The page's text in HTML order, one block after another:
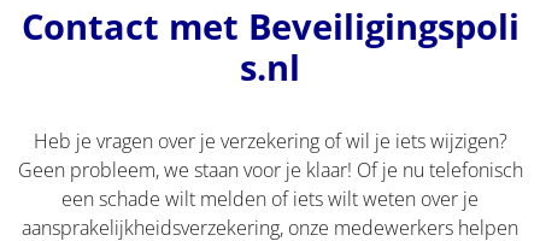
Contact met Beveiligingspoli
s.nl
Heb je vragen over je verzekering of wil je iets wijzigen?
Geen probleem, we staan voor je klaar! Of je nu telefonisch
een schade wilt melden of iets wilt weten over je
aansprakelijkheidsverzekering, onze medewerkers helpen